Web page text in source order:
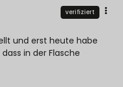
verifiziert
und erst heute habe
in der Flasche